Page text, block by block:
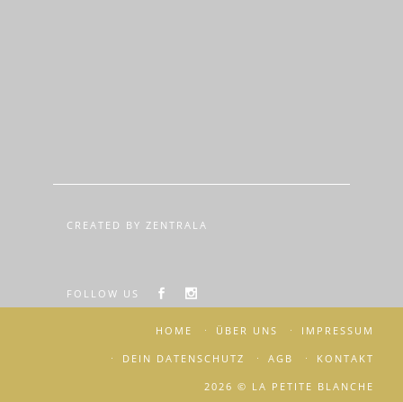
CREATED BY ZENTRALA
FOLLOW US
HOME ÜBER UNS IMPRESSUM
DEIN DATENSCHUTZ AGB KONTAKT
2026 © LA PETITE BLANCHE